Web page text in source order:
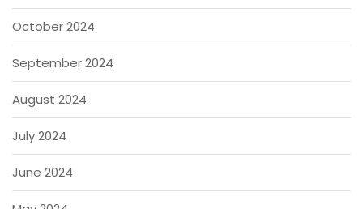
October 2024
September 2024
August 2024
July 2024
June 2024